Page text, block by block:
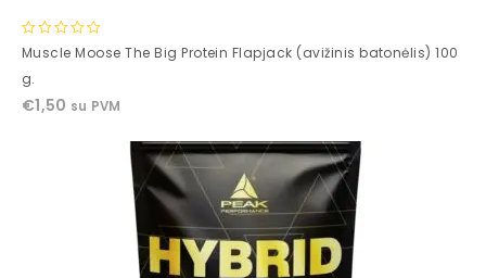
0
of
5
Muscle Moose The Big Protein Flapjack (avižinis batonėlis) 100
g.
€1,50 su PVM